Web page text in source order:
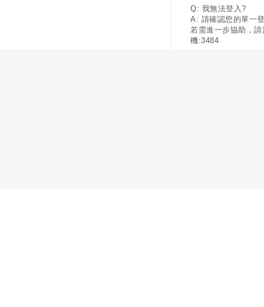
Q: 我無法登入?
A: 請確認您的單一
若需進一步協助，
機:3484